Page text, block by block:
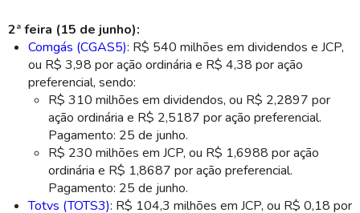
2ª feira (15 de junho):
Comgás (CGAS5): R$ 540 milhões em dividendos e JCP,
ou R$ 3,98 por ação ordinária e R$ 4,38 por ação
preferencial, sendo:
R$ 310 milhões em dividendos, ou R$ 2,2897 por
ação ordinária e R$ 2,5187 por ação preferencial.
Pagamento: 25 de junho.
R$ 230 milhões em JCP, ou R$ 1,6988 por ação
ordinária e R$ 1,8687 por ação preferencial.
Pagamento: 25 de junho.
Totvs (TOTS3): R$ 104,3 milhões em JCP, ou R$ 0,18 por